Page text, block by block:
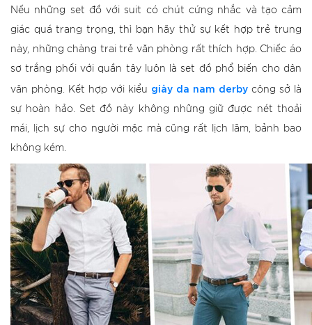
Nếu những set đồ với suit có chút cứng nhắc và tạo cảm
giác quá trang trọng, thì bạn hãy thử sự kết hợp trẻ trung
này, những chàng trai trẻ văn phòng rất thích hợp. Chiếc áo
sơ trắng phối với quần tây luôn là set đồ phổ biến cho dân
văn phòng. Kết hợp với kiểu giày da nam derby công sở là
sự hoàn hảo. Set đồ này không những giữ được nét thoải
mái, lịch sự cho người mặc mà cũng rất lịch lãm, bảnh bao
không kém.